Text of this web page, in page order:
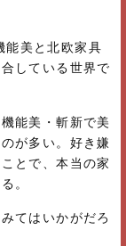
能美と北欧家具
している世界で
能美・斬新で美
が多い。好き嫌
とで、本当の家
。
てはいかがだろ